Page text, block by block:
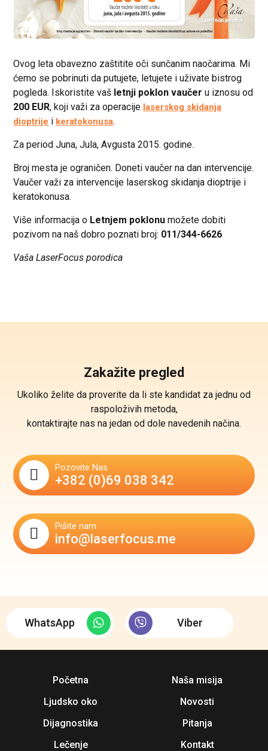
Ovog leta obavezno zaštitite oči sunčanim naočarima. Mi
ćemo se pobrinuti da putujete, letujete i uživate bistrog
pogleda. Iskoristite vaš letnji poklon vaučer u iznosu od
200 EUR, koji važi za operacije laserskog skidanja
dioptrije i keratokonusa.
Za period Juna, Jula, Avgusta 2015. godine.
Broj mesta je ograničen. Doneti vaučer na dan intervencije.
Vaučer važi za intervencije laserskog skidanja dioptrije i
keratokonusa.
Više informacija o Letnjem poklonu možete dobiti
pozivom na naš dobro poznati broj: 011/344-6626
Vaša LaserFocus porodica
Zakažite pregled
Ukoliko želite da proverite da li ste kandidat za jednu od
raspoloživih metoda,
kontaktirajte nas na jedan od dole navedenih načina.
Pozovite Nas
+382 (0)69 038 342
Pišite nam
info@laserfocus.me
WhatsApp Viber
Početna
Ljudsko oko
Dijagnostika
Lečenje
Naša misija
Novosti
Pitanja
Kontakt